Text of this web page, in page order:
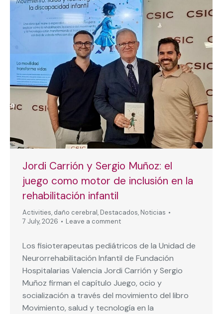
Jordi Carrión y Sergio Muñoz: el
juego como motor de inclusión en la
rehabilitación infantil
Activities, daño cerebral, Destacados, Noticias
7 July, 2026
Leave a comment
Los fisioterapeutas pediátricos de la Unidad de
Neurorrehabilitación Infantil de Fundación
Hospitalarias Valencia Jordi Carrión y Sergio
Muñoz firman el capítulo Juego, ocio y
socialización a través del movimiento del libro
Movimiento, salud y tecnología en la